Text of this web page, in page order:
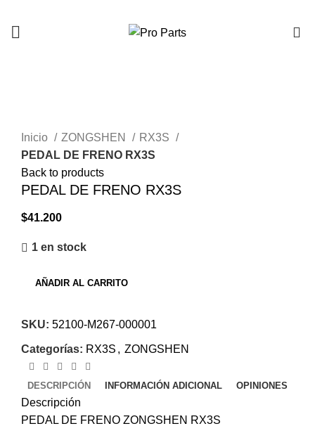
Inicio
ZONGSHEN
RX3S
PEDAL DE FRENO RX3S
Back to products
PEDAL DE FRENO RX3S
$41.200
1 en stock
AÑADIR AL CARRITO
SKU: 52100-M267-000001
Categorías: RX3S , ZONGSHEN
DESCRIPCIÓN INFORMACIÓN ADICIONAL OPINIONES
Descripción
PEDAL DE FRENO ZONGSHEN RX3S